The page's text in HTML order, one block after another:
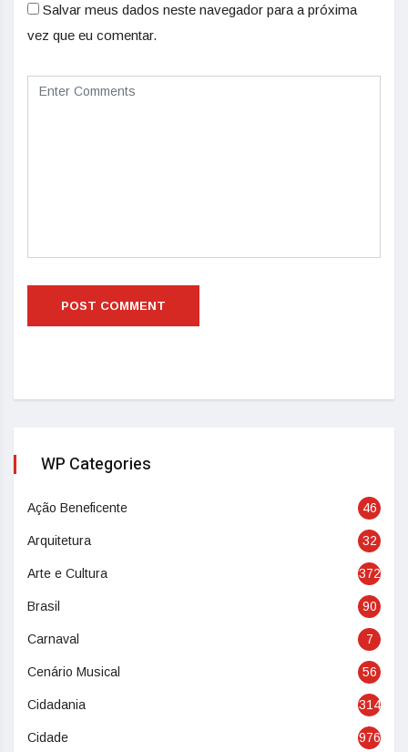
Salvar meus dados neste navegador para a próxima
vez que eu comentar.
WP Categories
Ação Beneficente 46
Arquitetura 32
Arte e Cultura 372
Brasil 90
Carnaval 7
Cenário Musical 56
Cidadania 314
Cidade 976